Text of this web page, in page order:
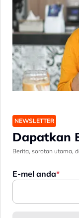
NEWSLETTER
Dapatkan
Berita, sorotan utama,
E-mel anda